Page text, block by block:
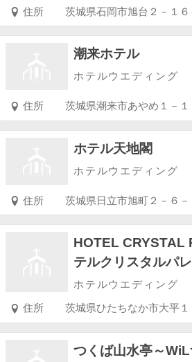
住所 茨城県石岡市旭台２－１６
潮来ホテル
ホテルウエディング
住所 茨城県潮来市あやめ１－１
ホテル天地閣
ホテルウエディング
住所 茨城県日立市旭町２－６－
HOTEL CRYSTAL
テルクリスタルパレ
ホテルウエディング
住所 茨城県ひたちなか市大平１
つくば山水亭～WiL